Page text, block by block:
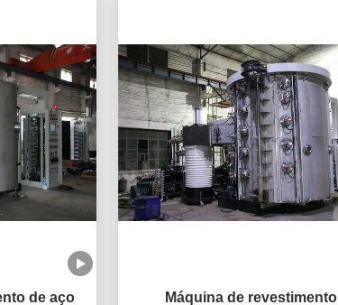
de aço Máquina de revestimento